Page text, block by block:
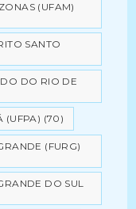
(UFAM)
SANTO
DO RIO DE
(UFPA) (70)
(FURG)
DO SUL